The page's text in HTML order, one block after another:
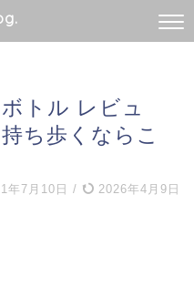
トル レビュ
ち歩くならこ
年7月10日 / 2026年4月9日